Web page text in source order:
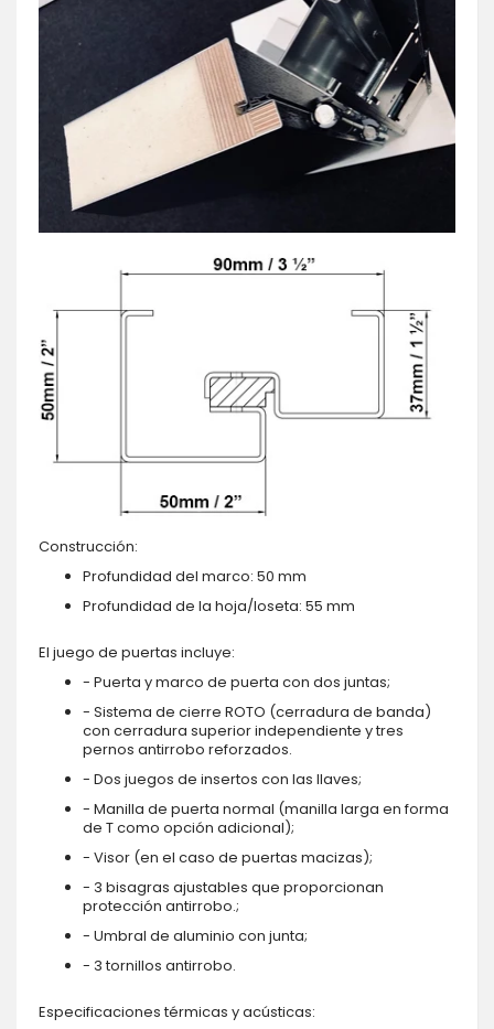
Construcción:
Profundidad del marco: 50 mm
Profundidad de la hoja/loseta: 55 mm
El juego de puertas incluye:
- Puerta y marco de puerta con dos juntas;
- Sistema de cierre ROTO (cerradura de banda)
con cerradura superior independiente y tres
pernos antirrobo reforzados.
- Dos juegos de insertos con las llaves;
- Manilla de puerta normal (manilla larga en forma
de T como opción adicional);
- Visor (en el caso de puertas macizas);
- 3 bisagras ajustables que proporcionan
protección antirrobo.;
- Umbral de aluminio con junta;
- 3 tornillos antirrobo.
Especificaciones térmicas y acústicas: